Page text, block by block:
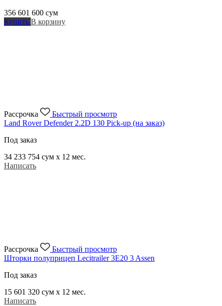
356 601 600 сум
Купить В корзину
Рассрочка
Быстрый просмотр
Land Rover Defender 2.2D 130 Pick-up (на заказ)
Под заказ
34 233 754 сум x 12 мес.
Написать
Рассрочка
Быстрый просмотр
Шторки полуприцеп Lecitrailer 3E20 3 Assen
Под заказ
15 601 320 сум x 12 мес.
Написать